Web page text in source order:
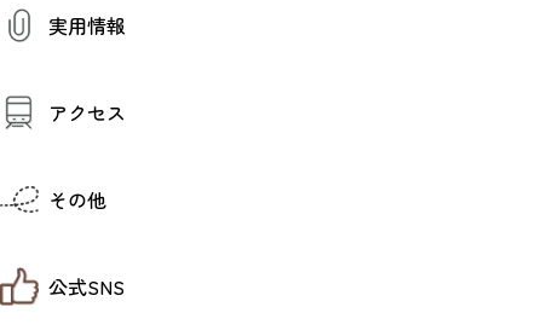
仙台観光マップ
体験事業者
実用情報
お役立ち情報
アクセス
市内の交通情報
その他
お問い合わせ
公式SNS